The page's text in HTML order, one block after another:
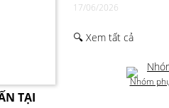
TẠI
17/06/2026
🔍 Xem tất cả
Nhóm